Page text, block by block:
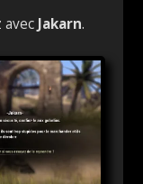
Jakarn.